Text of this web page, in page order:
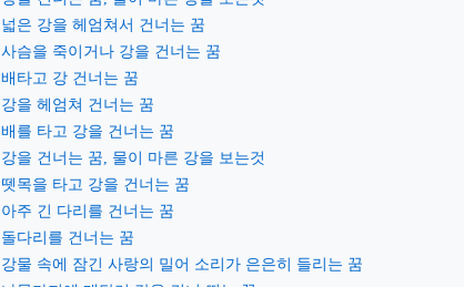
넓은 강을 헤엄쳐서 건너는 꿈
사슴을 죽이거나 강을 건너는 꿈
배타고 강 건너는 꿈
강을 헤엄쳐 건너는 꿈
배를 타고 강을 건너는 꿈
강을 건너는 꿈, 물이 마른 강을 보는것
뗏목을 타고 강을 건너는 꿈
아주 긴 다리를 건너는 꿈
돌다리를 건너는 꿈
강물 속에 잠긴 사랑의 밀어 소리가 은은히 들리는 꿈